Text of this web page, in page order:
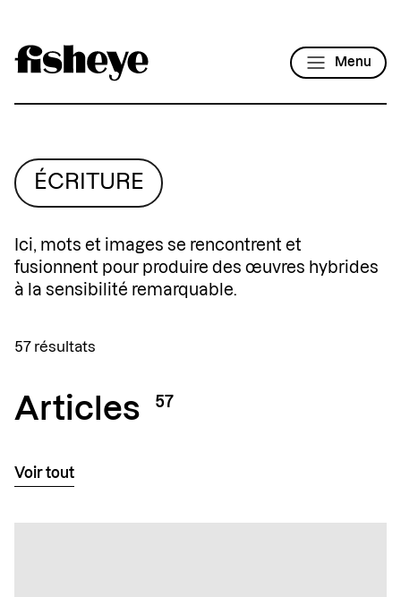
Menu
ÉCRITURE
Ici, mots et images se rencontrent et
fusionnent pour produire des œuvres hybrides
à la sensibilité remarquable.
57 résultats
Articles 57
Voir tout